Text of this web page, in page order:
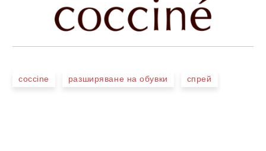
coccine разширяване на обувки спрей